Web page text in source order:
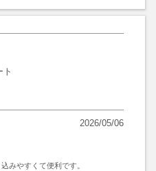
ト
2026/05/06
みやすくて便利です。